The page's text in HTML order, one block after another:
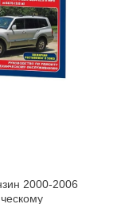
2000-2006